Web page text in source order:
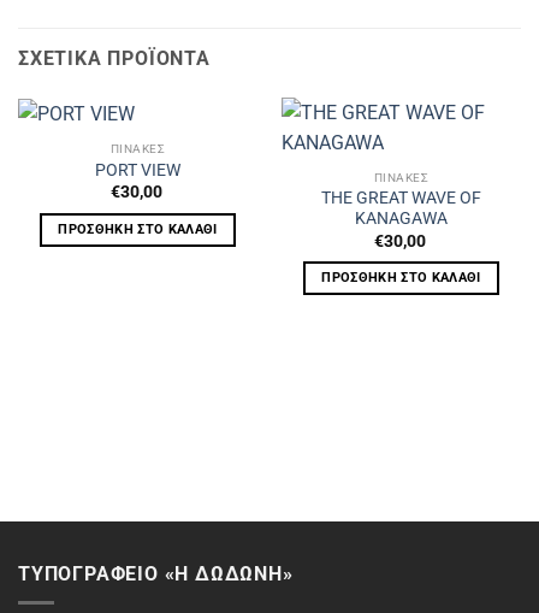
ΣΧΕΤΙΚΆ ΠΡΟΪΌΝΤΑ
ΠΙΝΑΚΕΣ
PORT VIEW
€30,00
ΠΡΟΣΘΉΚΗ ΣΤΟ ΚΑΛΆΘΙ
ΠΙΝΑΚΕΣ
THE GREAT WAVE OF
KANAGAWA
€30,00
ΠΡΟΣΘΉΚΗ ΣΤΟ ΚΑΛΆΘΙ
ΤΥΠΟΓΡΑΦΕΙΟ «Η ΔΩΔΩΝΗ»